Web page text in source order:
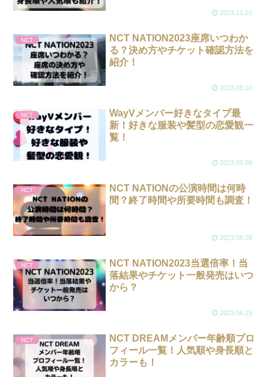
2023.11.03
NCT
NCT NATION2023座席いつわか
る？決め方やチケット確認方法を
紹介！
2023.09.10
NCT
WayVメンバー好きなタイプ最
新！好きな服装や髪型の恋愛観一
覧！
2023.09.09
NCT
NCT NATIONの公演時間は何時
間？終了時間や所要時間も調査！
2023.08.28
NCT
NCT NATION2023当選倍率！当
落結果やチケット一般発売はいつ
から？
2023.06.25
NCT
NCT DREAMメンバー年齢順プロ
フィール一覧！人気順や身長順と
カラーも！